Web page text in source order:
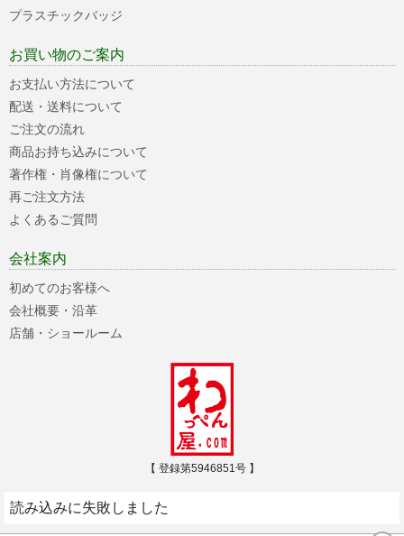
プラスチックバッジ
お買い物のご案内
お支払い方法について
配送・送料について
ご注文の流れ
商品お持ち込みについて
著作権・肖像権について
再ご注文方法
よくあるご質問
会社案内
初めてのお客様へ
会社概要・沿革
店舗・ショールーム
【 登録第5946851号 】
読み込みに失敗しました